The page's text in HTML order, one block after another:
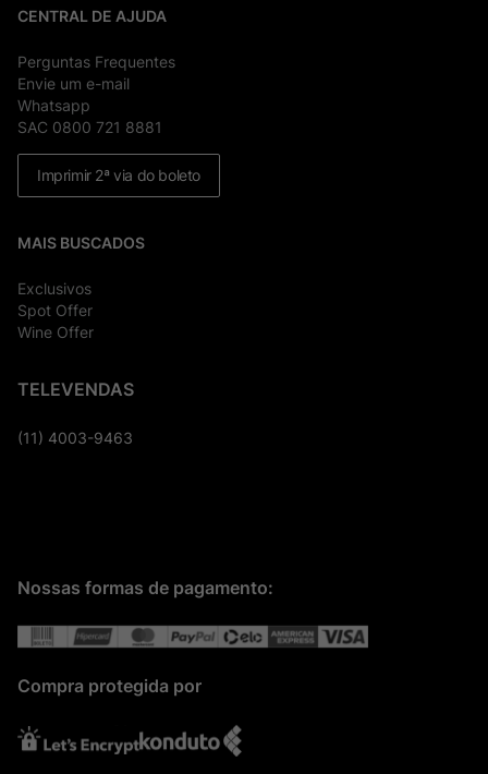
CENTRAL DE AJUDA
Perguntas Frequentes
Envie um e-mail
Whatsapp
SAC 0800 721 8881
Imprimir 2ª via do boleto
MAIS BUSCADOS
Exclusivos
Spot Offer
Wine Offer
TELEVENDAS
(11) 4003-9463
Nossas formas de pagamento:
Compra protegida por